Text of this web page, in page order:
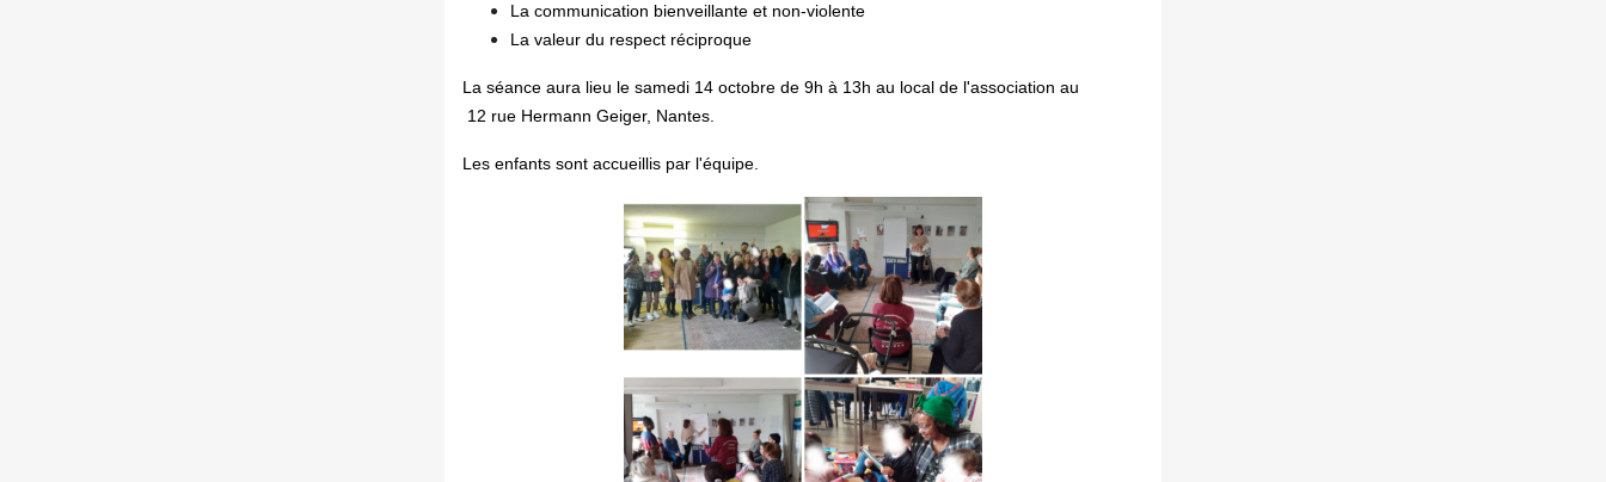
La communication bienveillante et non-violente
La valeur du respect réciproque
La séance aura lieu le samedi 14 octobre de 9h à 13h au local de l'association au
1 2 rue Hermann Geiger, Nantes.
Les enfants sont accueillis par l'équipe.